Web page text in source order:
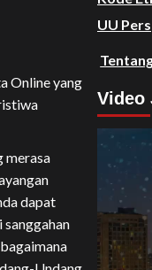
Online yang
merasa
dapat
UU Pers
Video
Video
Player